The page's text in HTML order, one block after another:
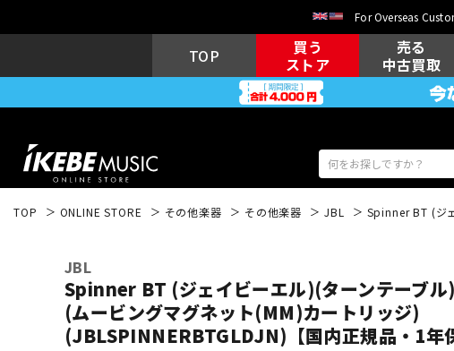
For Overseas
TOP
買う
ストア
売る
中古買取
キーボード 電子ピアノ
TOP ONLINE STORE その他楽器 その他楽器 JBL Spinner BT (ジ
JBL
Spinner BT (ジェイビーエル)(ターンテーブ
(ムービングマグネット(MM)カートリッジ)
(JBLSPINNERBTGLDJN)【国内正規品・1年